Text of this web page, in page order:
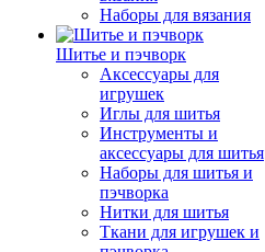
Наборы для вязания
Шитье и пэчворк
Аксессуары для
игрушек
Иглы для шитья
Инструменты и
аксессуары для шитья
Наборы для шитья и
пэчворка
Нитки для шитья
Ткани для игрушек и